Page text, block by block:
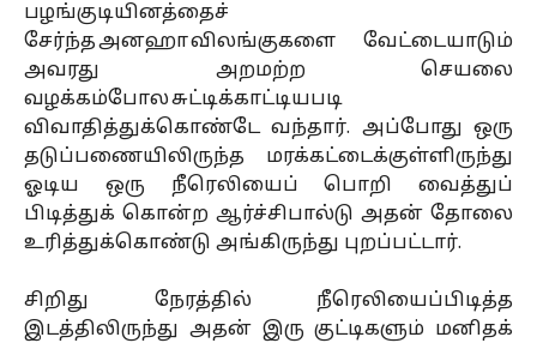
பழங்குடியினத்தைச்
சேர்ந்த அனஹா விலங்குகளை வேட்டையாடும்
அவரது அறமற்ற செயலை
வழக்கம்போல சுட்டிக்காட்டியபடி
விவாதித்துக்கொண்டே வந்தார். அப்போது ஒரு
தடுப்பணையிலிருந்த மரக்கட்டைக்குள்ளிருந்து
ஓடிய ஒரு நீரெலியைப் பொறி வைத்துப்
பிடித்துக் கொன்ற ஆர்ச்சிபால்டு அதன் தோலை
உரித்துக்கொண்டு அங்கிருந்து புறப்பட்டார்.
சிறிது நேரத்தில் நீரெலியைப்பிடித்த
இடத்திலிருந்து அதன் இரு குட்டிகளும் மனிதக்